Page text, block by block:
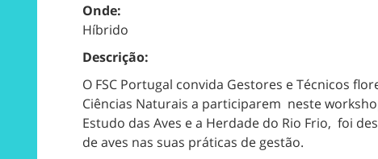
Onde:
Híbrido
Descrição:
O FSC Portugal convida Gestores e Técnicos
Ciências Naturais a participarem neste
Estudo das Aves e a Herdade do Rio Frio, foi
de aves nas suas práticas de gestão.